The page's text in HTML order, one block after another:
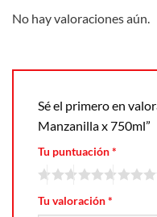
No hay valoraciones aún.
Sé el primero en
Manzanilla x 750ml”
Tu puntuación*
Tu valoración*